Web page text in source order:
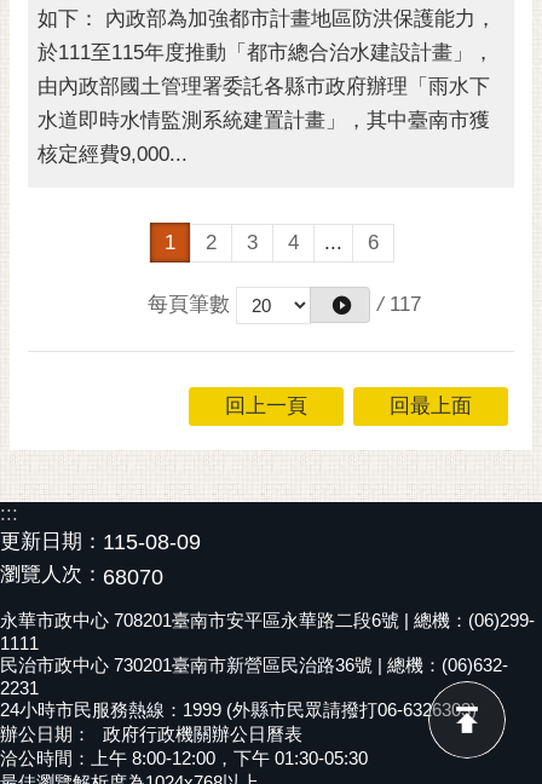
如下： 內政部為加強都市計畫地區防洪保護能力，
於111至115年度推動「都市總合治水建設計畫」，
由內政部國土管理署委託各縣市政府辦理「雨水下
水道即時水情監測系統建置計畫」，其中臺南市獲
核定經費9,000...
1 2 3 4 ... 6
每頁筆數 / 117
回上一頁 回最上面
:::
更新日期： 115-08-09
瀏覽人次： 68070
永華市政中心 708201臺南市安平區永華路二段6號 | 總機：(06)299-
1111
民治市政中心 730201臺南市新營區民治路36號 | 總機：(06)632-
2231
24小時市民服務熱線：1999 (外縣市民眾請撥打06-6326303)
辦公日期：
政府行政機關辦公日曆表
洽公時間：上午 8:00-12:00，下午 01:30-05:30